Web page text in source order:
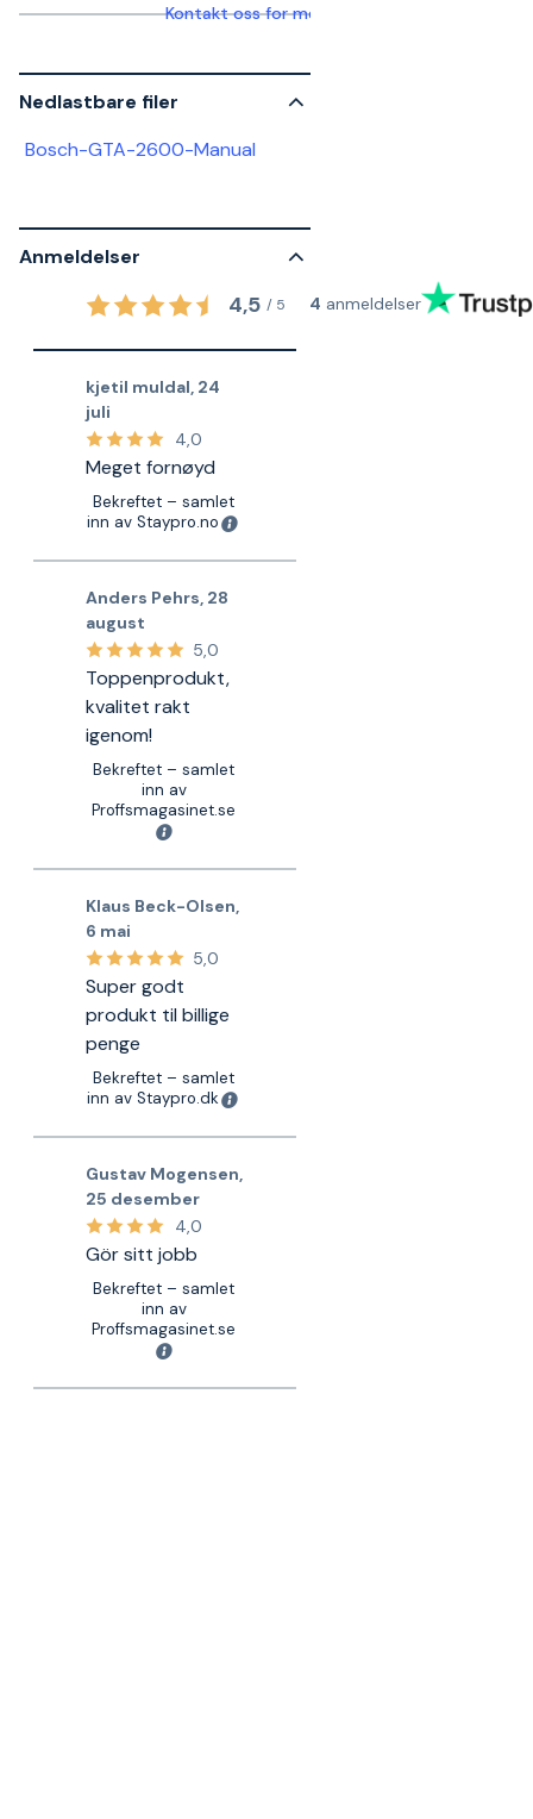
Kontakt oss for mer informasjon
Nedlastbare filer
Bosch-GTA-2600-Manual
Anmeldelser
4,5 / 5 4 anmeldelser
kjetil muldal 24
juli
4,0
Meget fornøyd
Bekreftet – samlet
inn av Staypro.no
Anders Pehrs 28
august
5,0
Toppenprodukt,
kvalitet rakt
igenom!
Bekreftet – samlet
inn av
Proffsmagasinet.se
Klaus Beck-Olsen
6 mai
5,0
Super godt
produkt til billige
penge
Bekreftet – samlet
inn av Staypro.dk
Gustav Mogensen
25 desember
4,0
Gör sitt jobb
Bekreftet – samlet
inn av
Proffsmagasinet.se